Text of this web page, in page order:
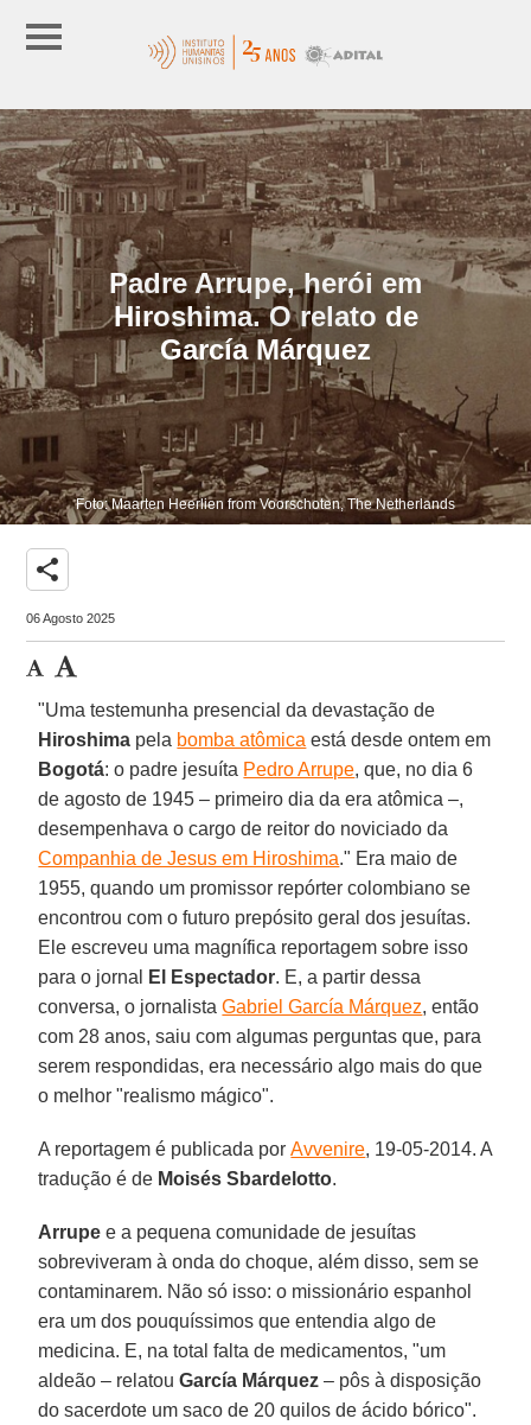
Padre Arrupe, herói em
Hiroshima. O relato de
García Márquez
Foto: Maarten Heerlien from Voorschoten, The Netherlands
share
06 Agosto 2025
"Uma testemunha presencial da devastação de
Hiroshima pela bomba atômica está desde ontem em
Bogotá: o padre jesuíta Pedro Arrupe, que, no dia 6
de agosto de 1945 – primeiro dia da era atômica –,
desempenhava o cargo de reitor do noviciado da
Companhia de Jesus em Hiroshima." Era maio de
1955, quando um promissor repórter colombiano se
encontrou com o futuro prepósito geral dos jesuítas.
Ele escreveu uma magnífica reportagem sobre isso
para o jornal
El Espectador. E, a partir dessa
conversa, o jornalistaGabriel García Márquez, então
com 28 anos, saiu com algumas perguntas que, para
serem respondidas, era necessário algo mais do que
o melhor "realismo mágico".
A reportagem é publicada porAvvenire, 19-05-2014. A
tradução é de Moisés Sbardelotto.
Arrupe e a pequena comunidade de jesuítas
sobreviveram à onda do choque, além disso, sem se
contaminarem. Não só isso: o missionário espanhol
era um dos pouquíssimos que entendia algo de
medicina. E, na total falta de medicamentos, "um
aldeão – relatouGarcía Márquez – pôs à disposição
do sacerdote um saco de 20 quilos de ácido bórico".